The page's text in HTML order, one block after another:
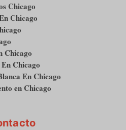
Chicago
Chicago
Chicago
Chicago
En Chicago
en Chicago